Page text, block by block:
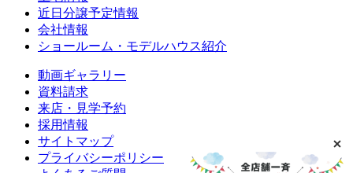
近日分譲予定情報
会社情報
ショールーム・モデルハウス紹介
動画ギャラリー
資料請求
来店・見学予約
採用情報
サイトマップ
プライバシーポリシー